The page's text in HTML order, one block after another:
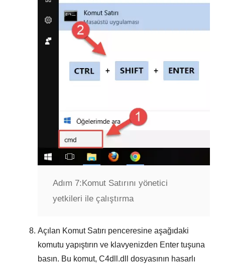
Adım 7: Komut Satırını yönetici
yetkileri ile çalıştırma
Açılan Komut Satırı penceresine aşağıdaki
komutu yapıştırın ve klavyenizden Enter tuşuna
basın. Bu komut, C4dll.dll
dosyasının hasarlı